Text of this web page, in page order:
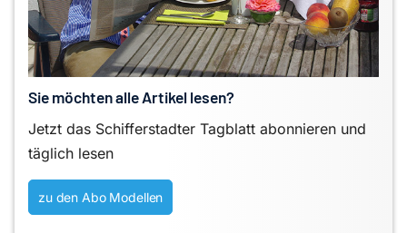
Sie möchten alle Artikel lesen?
Jetzt das Schifferstadter Tagblatt abonnieren und
täglich lesen
zu den Abo Modellen